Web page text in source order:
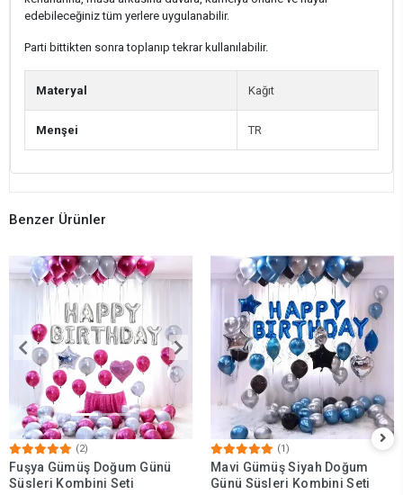
edebileceğiniz tüm yerlere uygulanabilir.
Parti bittikten sonra toplanıp tekrar kullanılabilir.
Materyal Kağıt
Menşei TR
Benzer Ürünler
(2)
Fuşya Gümüş Doğum Günü
Süsleri Kombini Seti
(1)
Mavi Gümüş Siyah Doğum
Günü Süsleri Kombini Seti